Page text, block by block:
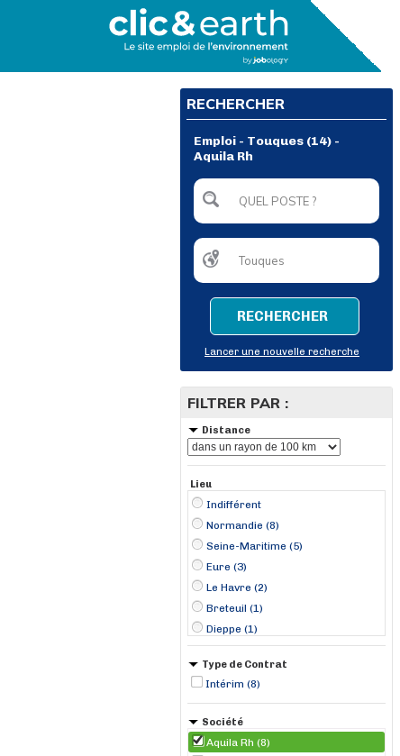
RECHERCHER
Emploi - Touques (14) -
Aquila Rh
RECHERCHER
Lancer une nouvelle recherche
FILTRER PAR :
Distance
Lieu
Indifférent
Normandie (8)
Seine-Maritime (5)
Eure (3)
Le Havre (2)
Breteuil (1)
Dieppe (1)
Mercey (1)
Saint-Romain-de-Colbosc (1)
Sotteville-lès-Rouen (1)
Type de Contrat
Intérim (8)
Société
Aquila Rh (8)